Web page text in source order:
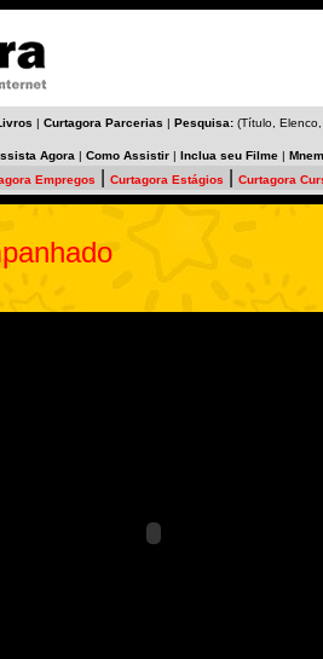
| Curtagora Parcerias | Pesquisa: (Título,
Agora | Como Assistir | Inclua seu Filme |
Empregos
Curtagora Estágios Curtagora